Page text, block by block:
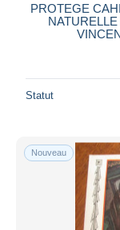
PROTEGE
Statut
Nouveau